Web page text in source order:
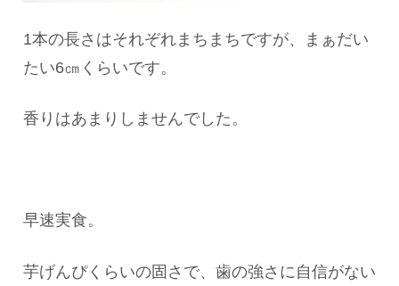
1本の長さはそれぞれまちまちですが、まぁだい
たい6㎝くらいです。
香りはあまりしませんでした。
早速実食。
芋げんぴくらいの固さで、歯の強さに自信がない